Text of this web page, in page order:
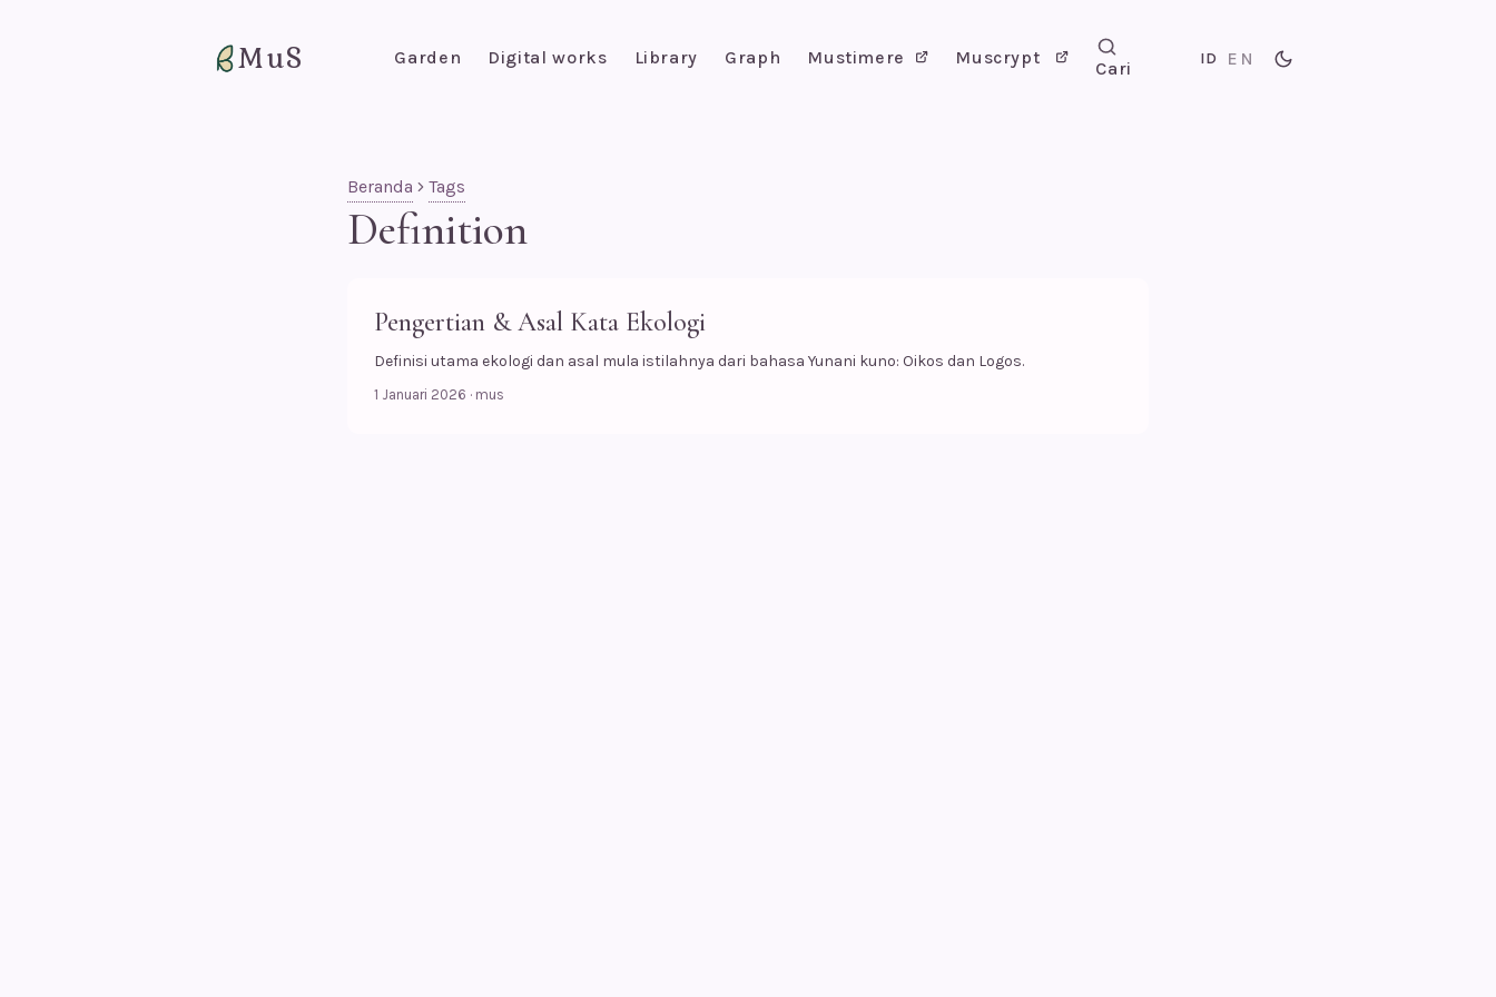
MuS Garden Digital works Library Graph Mustimere Muscrypt
Cari
ID EN
Beranda Tags
Definition
Pengertian & Asal Kata Ekologi
Definisi utama ekologi dan asal mula istilahnya dari bahasa Yunani kuno: Oikos dan Logos.
1 Januari 2026 · mus